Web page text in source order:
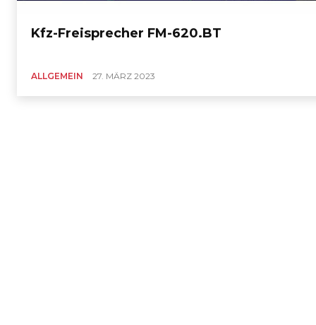
Kfz-Freisprecher FM-620.BT
ALLGEMEIN 27. MÄRZ 2023